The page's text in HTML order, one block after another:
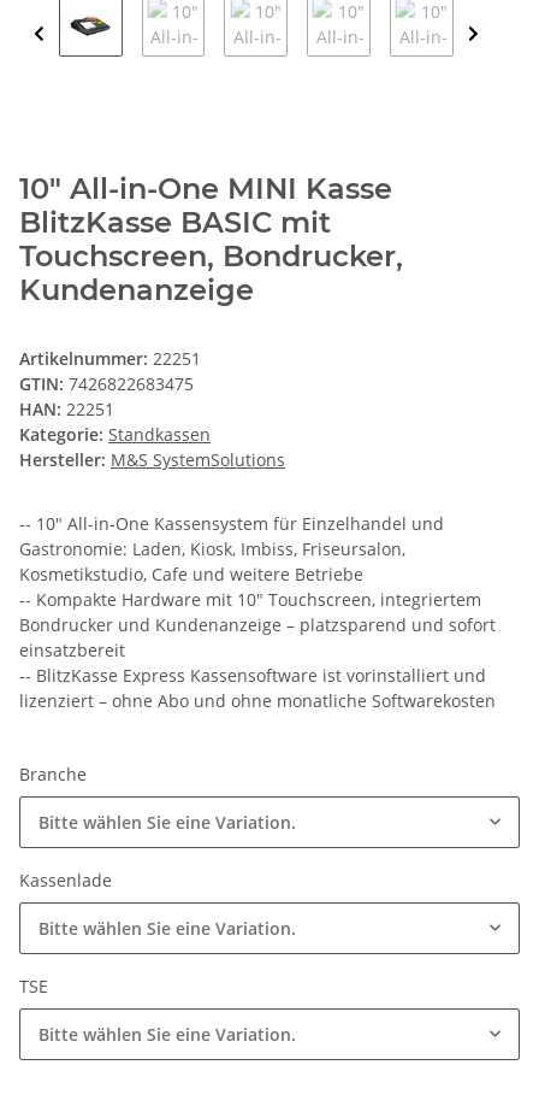
10" All-in-One MINI Kasse
BlitzKasse BASIC mit
Touchscreen, Bondrucker,
Kundenanzeige
Artikelnummer: 22251
GTIN: 7426822683475
HAN: 22251
Kategorie: Standkassen
Hersteller: M&S SystemSolutions
-- 10" All-in-One Kassensystem für Einzelhandel und
Gastronomie: Laden, Kiosk, Imbiss, Friseursalon,
Kosmetikstudio, Cafe und weitere Betriebe
-- Kompakte Hardware mit 10" Touchscreen, integriertem
Bondrucker und Kundenanzeige – platzsparend und sofort
einsatzbereit
-- BlitzKasse Express Kassensoftware ist vorinstalliert und
lizenziert – ohne Abo und ohne monatliche Softwarekosten
Branche
Bitte wählen Sie eine Variation.
Kassenlade
Bitte wählen Sie eine Variation.
TSE
Bitte wählen Sie eine Variation.